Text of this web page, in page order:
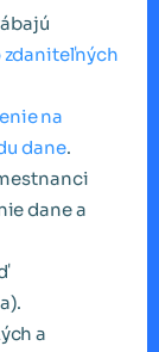
zdaniteľných
na
dane.
dane a
a